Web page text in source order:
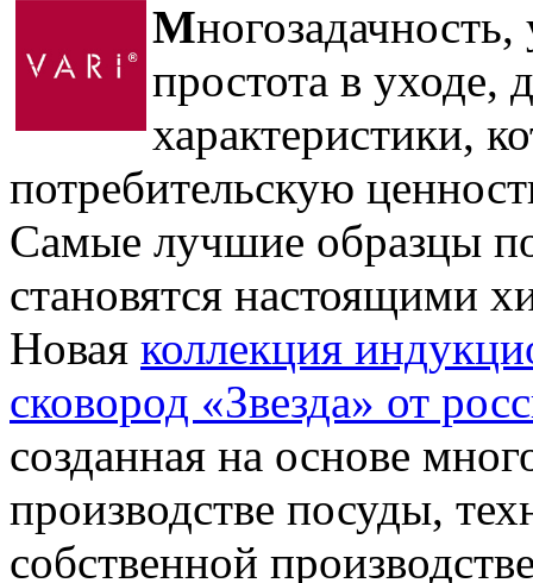
М
простота в уходе,
характеристики,
потребительскую
Самые лучшие образцы
становятся настоящими
Новая коллекция
сковород «Звезда» от
созданная на основе
производстве посуды,
собственной